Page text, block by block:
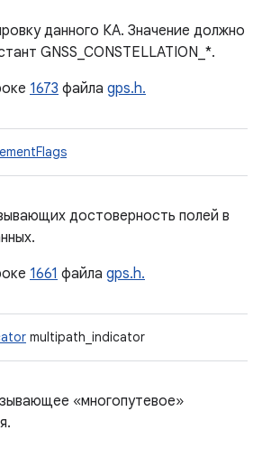
данного КА. Значение должно
GNSS_CONSTELLATION_*.
1673 файла gps.h.
достоверность полей в
1661 файла gps.h.
multipath_indicator
«многопутевое»